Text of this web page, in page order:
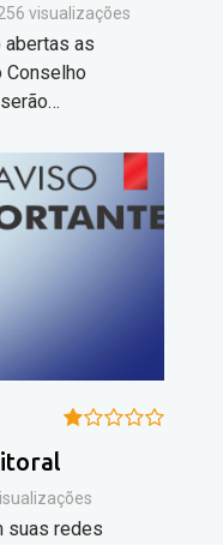
visualizações
as
Conselho
suas redes